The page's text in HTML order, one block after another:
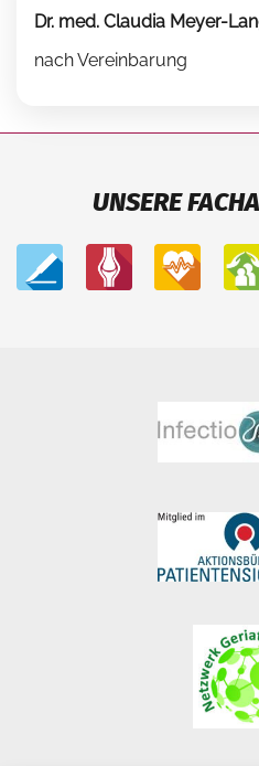
Dr. med. Claudia Meyer-
nach Vereinbarung
UNSERE